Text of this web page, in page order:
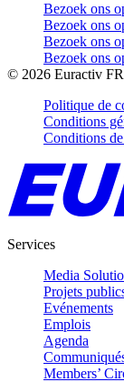
Bezoek ons
Bezoek ons
Bezoek ons
Bezoek ons
© 2026 Euractiv FR
Politique de
Conditions
Conditions
Services
Media
Projets
Evénements
Emplois
Agenda
Members’